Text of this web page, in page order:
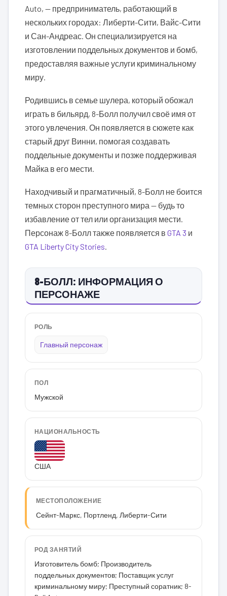
Auto, — предприниматель, работающий в
нескольких городах: Либерти-Сити, Вайс-Сити
и Сан-Андреас. Он специализируется на
изготовлении поддельных документов и бомб,
предоставляя важные услуги криминальному
миру.
Родившись в семье шулера, который обожал
играть в бильярд, 8-Болл получил своё имя от
этого увлечения. Он появляется в сюжете как
старый друг Винни, помогая создавать
поддельные документы и позже поддерживая
Майка в его мести.
Находчивый и прагматичный, 8-Болл не боится
темных сторон преступного мира — будь то
избавление от тел или организация мести.
Персонаж 8-Болл также появляется в GTA 3 и
GTA Liberty City Stories.
8-БОЛЛ: ИНФОРМАЦИЯ О
ПЕРСОНАЖЕ
РОЛЬ
Главный персонаж
ПОЛ
Мужской
НАЦИОНАЛЬНОСТЬ
США
МЕСТОПОЛОЖЕНИЕ
Сейнт-Маркс, Портленд, Либерти-Сити
РОД ЗАНЯТИЙ
Изготовитель бомб; Производитель
поддельных документов; Поставщик услуг
криминальному миру; Преступный соратник; 8-